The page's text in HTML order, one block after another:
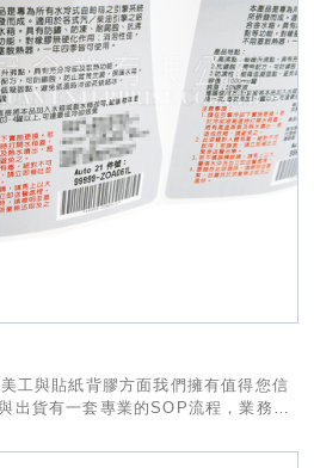
工與貼紙背膠方面我們擁有值得您信
出貨有一套專業的SOP流程，業務部